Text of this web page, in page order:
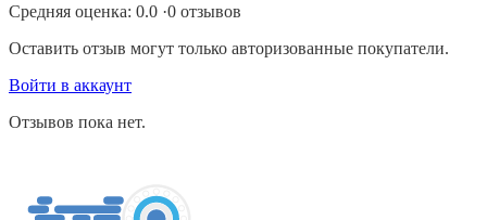
Средняя оценка: 0.0 ·0 отзывов
Оставить отзыв могут только авторизованные покупатели.
Войти в аккаунт
Отзывов пока нет.